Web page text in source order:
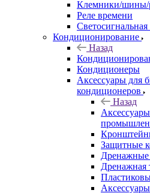
Клемники/шины/
Реле времени
Светосигнальная
Кондиционирование
Назад
Кондиционеры
Аксессуары
кондиционеров
Назад
Защитные
Дренажные
Дренажная